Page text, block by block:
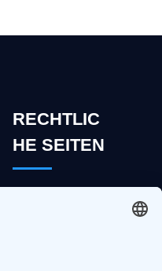
RECHTLIC
HE SEITEN